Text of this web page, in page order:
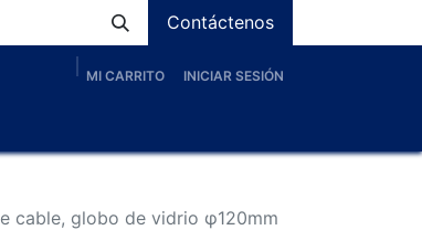
Contáctenos
MI CARRITO INICIAR SESIÓN
cable, globo de vidrio φ120mm